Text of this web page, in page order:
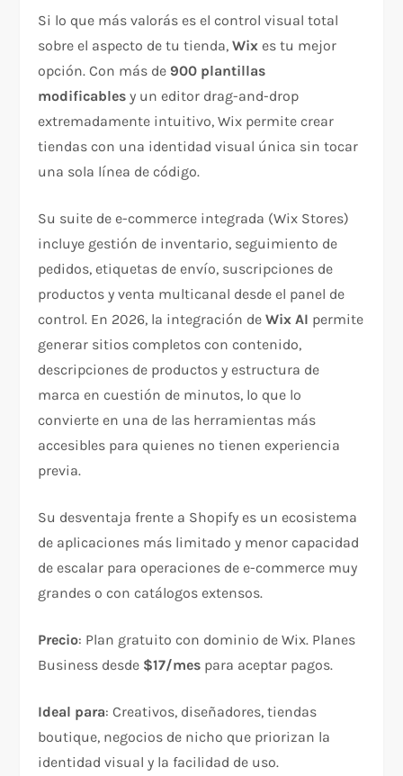
Si lo que más valorás es el control visual total
sobre el aspecto de tu tienda,Wix es tu mejor
opción. Con más de 900 plantillas
modificables y un editor drag-and-drop
extremadamente intuitivo, Wix permite crear
tiendas con una identidad visual única sin tocar
una sola línea de código.
Su suite de e-commerce integrada (Wix Stores)
incluye gestión de inventario, seguimiento de
pedidos, etiquetas de envío, suscripciones de
productos y venta multicanal desde el panel de
control. En 2026, la integración deWix AI permite
generar sitios completos con contenido,
descripciones de productos y estructura de
marca en cuestión de minutos, lo que lo
convierte en una de las herramientas más
accesibles para quienes no tienen experiencia
previa.
Su desventaja frente a Shopify es un ecosistema
de aplicaciones más limitado y menor capacidad
de escalar para operaciones de e-commerce muy
grandes o con catálogos extensos.
Precio: Plan gratuito con dominio de Wix. Planes
Business desde $17/mes para aceptar pagos.
Ideal para: Creativos, diseñadores, tiendas
boutique, negocios de nicho que priorizan la
identidad visual y la facilidad de uso.